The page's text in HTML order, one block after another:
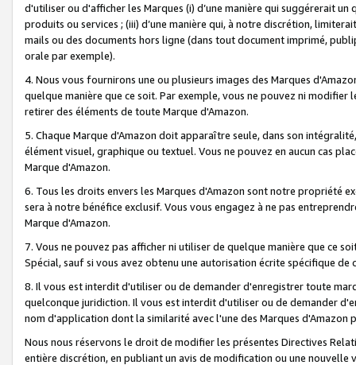
d'utiliser ou d'afficher les Marques (i) d’une manière qui suggérerait
produits ou services ; (iii) d’une manière qui, à notre discrétion,
mails ou des documents hors ligne (dans tout document imprimé,
orale par exemple).
4. Nous vous fournirons une ou plusieurs images des Marques
quelque manière que ce soit. Par exemple, vous ne pouvez ni
retirer des éléments de toute Marque d'Amazon.
5. Chaque Marque d'Amazon doit apparaître seule, dans son
élément visuel, graphique ou textuel. Vous ne pouvez en aucun cas
Marque d'Amazon.
6. Tous les droits envers les Marques d'Amazon sont notre propriété
sera à notre bénéfice exclusif. Vous vous engagez à ne pas
Marque d'Amazon.
7. Vous ne pouvez pas afficher ni utiliser de quelque manière que ce
Spécial, sauf si vous avez obtenu une autorisation écrite spécifique de
8. Il vous est interdit d'utiliser ou de demander d'enregistrer toute
quelconque juridiction. Il vous est interdit d'utiliser ou de demander
nom d'application dont la similarité avec l'une des Marques
Nous nous réservons le droit de modifier les présentes Directives
entière discrétion, en publiant un avis de modification ou une nouvelle